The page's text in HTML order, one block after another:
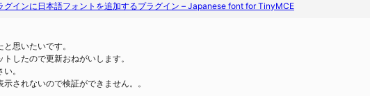
インに日本語フォントを追加するプラグイン – Japanese font for TinyMCE
思いたいです。
したので更新おねがいします。
。
されないので検証ができません。。